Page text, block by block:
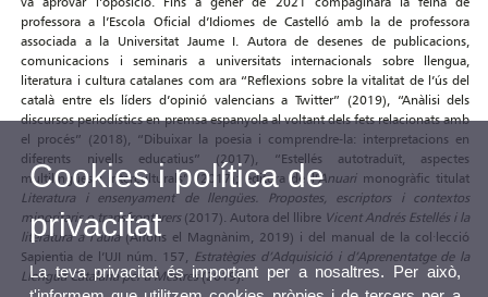
professora a l’Escola Oficial d’Idiomes de Castelló amb la de professora
associada a la Universitat Jaume I. Autora de desenes de publicacions,
comunicacions i seminaris a universitats internacionals sobre llengua,
literatura i cultura catalanes com ara “Reflexions sobre la vitalitat de l’ús del
català entre els líders d’opinió valencians a Twitter” (2019), “Anàlisi dels
discursos periodístics en premsa espanyola al voltant dels fets relacionats amb
el procés” (2018), “Dibuixar la poesia i comprendre-la: interpretacions en
diferents nivells educatius” (2017), “Estellés autotraduït, aspectes
multilingües i interculturals” (2017); editora de l’Anuari monogràfic titulat
Literatura i ensenyament de llengües. Propostes, escriptors i contextos
minoritaris o transfronterers (2017). Autora del llibre Vicent Andrés Estellés i la
literatura a l’aula(Alfons el Magnànim, 2019) i del manual de la col·lecció
Sapientia de l’UJI núm. 157, Estratègies d’Adquisició i d’Aprenentatge de la
Llengua Catalana per a Mestres(2019).
Cookies i política de
privacitat
La teva privacitat és important per a nosaltres. Per això,